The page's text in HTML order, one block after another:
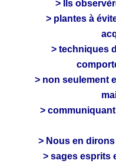
> Ils
> plantes à
> techniques
> non seulement
>
> Nous en
> sages esprits